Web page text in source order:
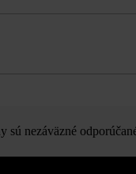
betón je živý
sú nezáväzné